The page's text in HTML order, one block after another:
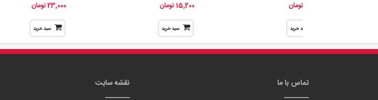
سبد خرید
15,200 تومان
سبد خرید
23,000 تومان
سبد خرید
تماس با ما نقشه سایت